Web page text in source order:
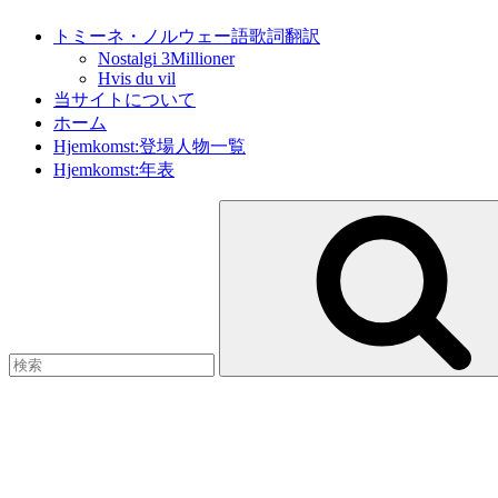
トミーネ・ノルウェー語歌詞翻訳
Nostalgi 3Millioner
Hvis du vil
当サイトについて
ホーム
Hjemkomst:登場人物一覧
Hjemkomst:年表